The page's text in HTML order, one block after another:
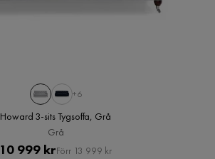
+6
Howard 3-sits Tygsoffa, Grå
Grå
Pris
10 999 krOriginal
Förr 13 999 kr